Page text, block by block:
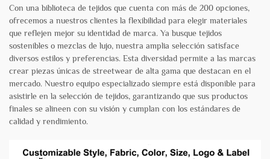
Con una biblioteca de tejidos que cuenta con más de 200 opciones,
ofrecemos a nuestros clientes la flexibilidad para elegir materiales
que reflejen mejor su identidad de marca. Ya busque tejidos
sostenibles o mezclas de lujo, nuestra amplia selección satisface
diversos estilos y preferencias. Esta diversidad permite a las marcas
crear piezas únicas de streetwear de alta gama que destacan en el
mercado. Nuestro equipo especializado siempre está disponible para
asistirle en la selección de tejidos, garantizando que sus productos
finales se alineen con su visión y cumplan con los estándares de
calidad y rendimiento.